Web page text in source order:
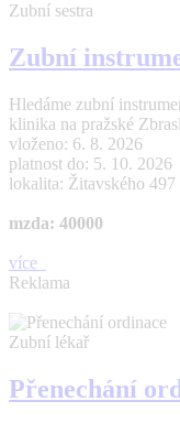
Zubní sestra
Zubní
Hledáme zubní
klinika na pražské
vloženo: 6. 8. 2026
platnost do: 5. 10. 2026
lokalita: Žitavského 497
mzda: 40000
více
Reklama
Zubní lékař
Přenechání